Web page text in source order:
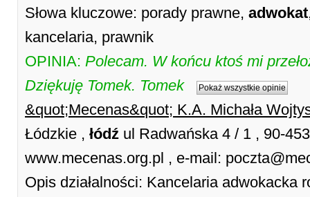
Słowa kluczowe: porady prawne, adwokat
kancelaria, prawnik
OPINIA: Polecam. W końcu ktoś mi
Dziękuję Tomek. Tomek
Pokaż wszystkie opinie
&quot;Mecenas&quot; K.A. Michała
Łódzkie , łódź ul Radwańska 4 / 1 , 90-
www.mecenas.org.pl , e-mail:
Opis działalności: Kancelaria adwokacka